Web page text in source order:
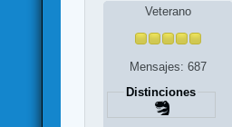
Veterano
Mensajes: 687
Distinciones